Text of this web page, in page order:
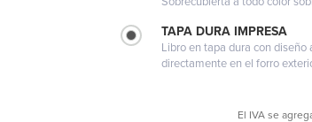
TAPA DURA IMPRESA
Libro en tapa dura con diseño
directamente en el forro
El IVA se